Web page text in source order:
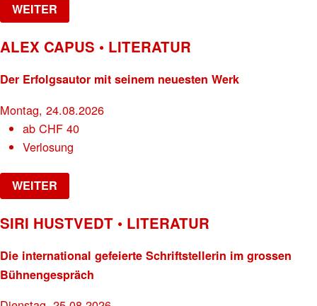
WEITER
ALEX CAPUS • LITERATUR
Der Erfolgsautor mit seinem neuesten Werk
Montag, 24.08.2026
abCHF 40
Verlosung
WEITER
SIRI HUSTVEDT • LITERATUR
Die international gefeierte Schriftstellerin im grossen
Bühnengespräch